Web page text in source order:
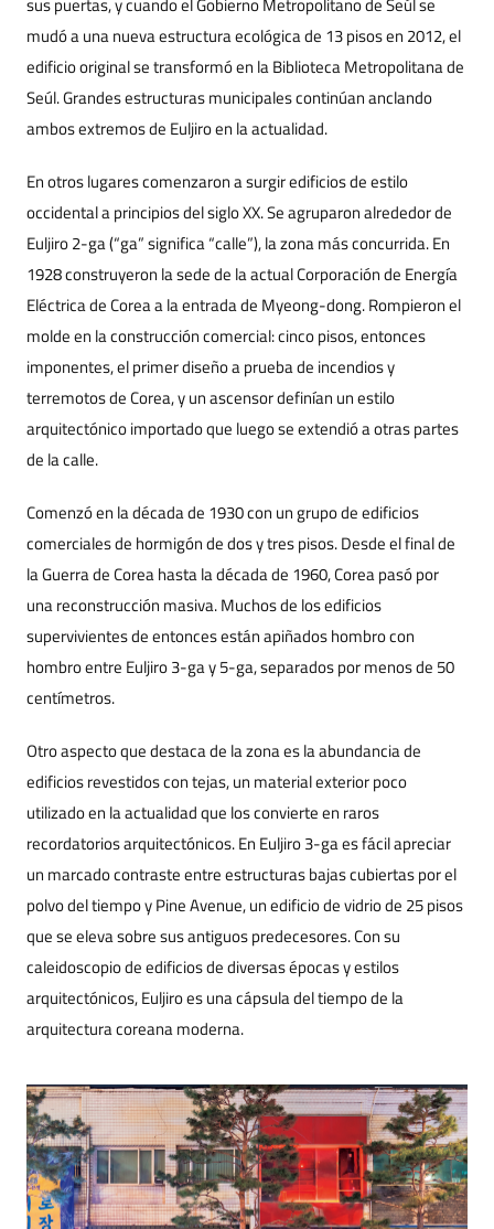
mudó a una nueva estructura ecológica de 13 pisos en 2012, el
edificio original se transformó en la Biblioteca Metropolitana de
Seúl. Grandes estructuras municipales continúan anclando
ambos extremos de Euljiro en la actualidad.
En otros lugares comenzaron a surgir edificios de estilo
occidental a principios del siglo XX. Se agruparon alrededor de
Euljiro 2-ga (“ga” significa “calle”), la zona más concurrida. En
1928 construyeron la sede de la actual Corporación de Energía
Eléctrica de Corea a la entrada de Myeong-dong. Rompieron el
molde en la construcción comercial: cinco pisos, entonces
imponentes, el primer diseño a prueba de incendios y
terremotos de Corea, y un ascensor definían un estilo
arquitectónico importado que luego se extendió a otras partes
de la calle.
Comenzó en la década de 1930 con un grupo de edificios
comerciales de hormigón de dos y tres pisos. Desde el final de
la Guerra de Corea hasta la década de 1960, Corea pasó por
una reconstrucción masiva. Muchos de los edificios
supervivientes de entonces están apiñados hombro con
hombro entre Euljiro 3-ga y 5-ga, separados por menos de 50
centímetros.
Otro aspecto que destaca de la zona es la abundancia de
edificios revestidos con tejas, un material exterior poco
utilizado en la actualidad que los convierte en raros
recordatorios arquitectónicos. En Euljiro 3-ga es fácil apreciar
un marcado contraste entre estructuras bajas cubiertas por el
polvo del tiempo y Pine Avenue, un edificio de vidrio de 25 pisos
que se eleva sobre sus antiguos predecesores. Con su
caleidoscopio de edificios de diversas épocas y estilos
arquitectónicos, Euljiro es una cápsula del tiempo de la
arquitectura coreana moderna.